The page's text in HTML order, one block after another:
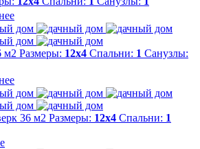
м2 Размеры: 12х4 Спальни: 1 Санузлы:
36 м2 Размеры: 12х4 Спальни: 1